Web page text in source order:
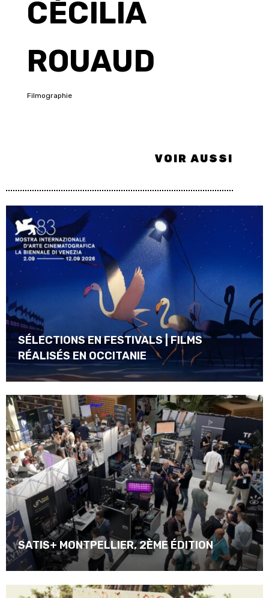
CÉCILIA
ROUAUD
Filmographie
VOIR AUSSI
SÉLECTIONS EN FESTIVALS | FILMS
RÉALISÉS EN OCCITANIE
SATIS+ MONTPELLIER, 2ÈME ÉDITION